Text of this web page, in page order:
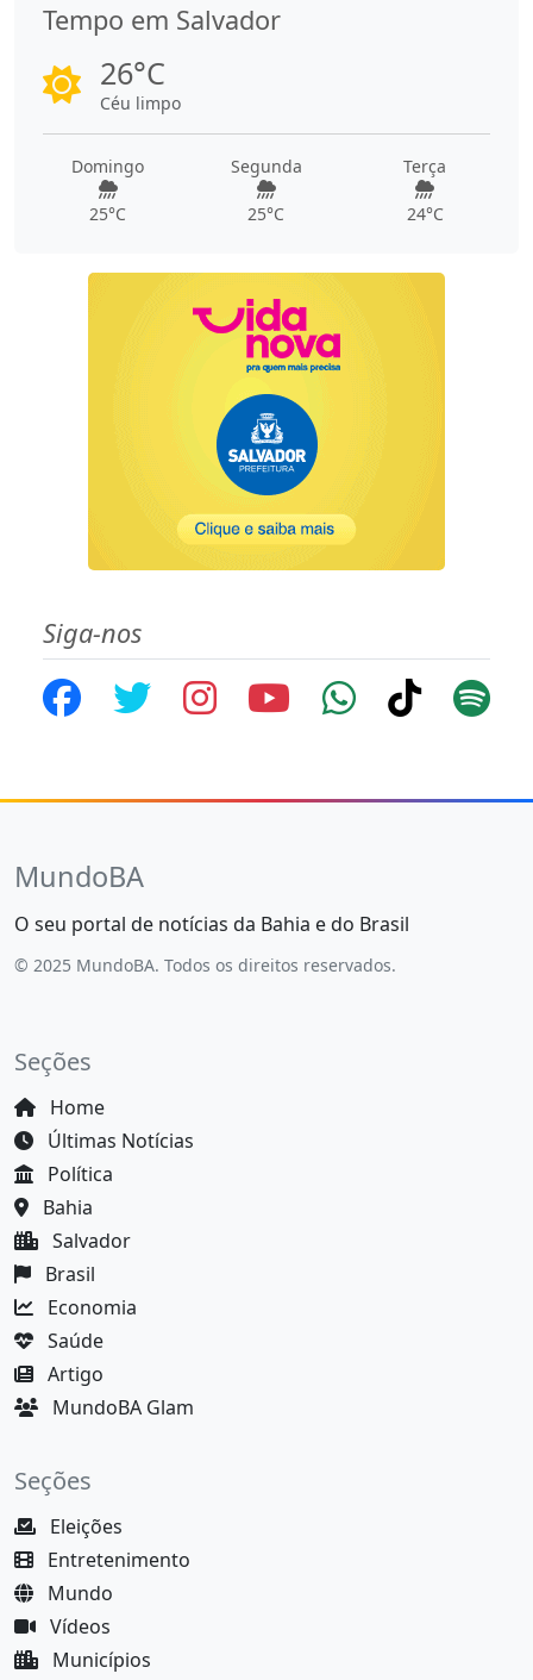
Tempo em Salvador
26°C
Céu limpo
Domingo
25°C
Segunda
25°C
Terça
24°C
Siga-nos
MundoBA
O seu portal de notícias da Bahia e do Brasil
© 2025 MundoBA. Todos os direitos reservados.
Seções
Home
Últimas Notícias
Política
Bahia
Salvador
Brasil
Economia
Saúde
Artigo
MundoBA Glam
Seções
Eleições
Entretenimento
Mundo
Vídeos
Municípios